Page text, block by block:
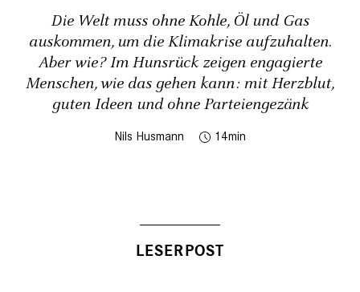
Die Welt muss ohne Kohle, Öl und Gas
auskommen, um die Klimakrise aufzuhalten.
Aber wie? Im Hunsrück zeigen ­engagierte
Menschen, wie das gehen kann: mit Herzblut,
guten Ideen und ohne Parteiengezänk
Nils Husmann 14